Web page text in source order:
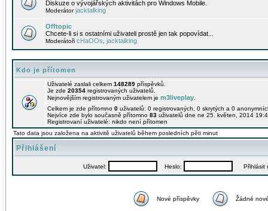
Diskuze o vývojářských aktivitách pro Windows Mobile.
Moderátorjacktalking
Offtopic
Chcete-li si s ostatními uživateli prostě jen tak popovídat...
Moderátoři cHaOOs jacktalking
Kdo je přítomen
Uživatelé zaslali celkem 148289 příspěvků.
Je zde 20354 registrovaných uživatelů.
Nejnovějším registrovaným uživatelem je m3liveplay
Celkem je zde přítomno 0 uživatelů: 0 registrovaných, 0 skrytých a 0
Nejvíce zde bylo současně přítomno 83 uživatelů dne ne 25. květen, 2014
Registrovaní uživatelé: nikdo není přítomen
Tato data jsou založena na aktivitě uživatelů během posledních pěti minut
Přihlášení
Uživatel: Heslo: Přihlásit
Nové příspěvky Žádné